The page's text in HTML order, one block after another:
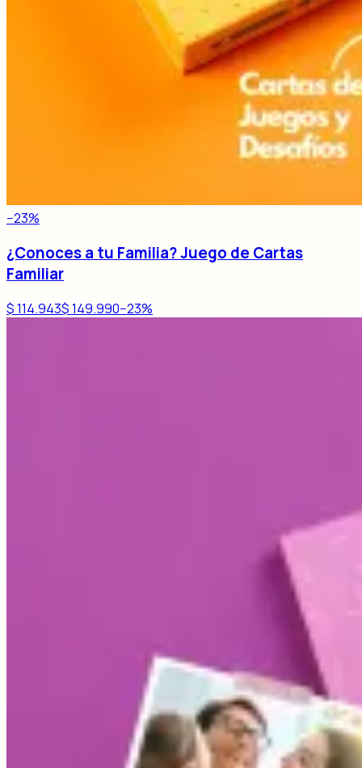
−23%
¿Conoces a tu Familia? Juego de Cartas
Familiar
$ 114.943$ 149.990−23%